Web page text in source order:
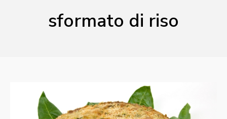
Ricettario
di ricettesformato di riso